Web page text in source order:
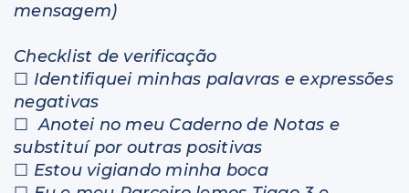
mensagem)
Checklist de verificação
☐ Identifiquei minhas palavras e expressões
negativas
☐Anotei no meu Caderno de Notas e
substituí por outras positivas
☐ Estou vigiando minha boca